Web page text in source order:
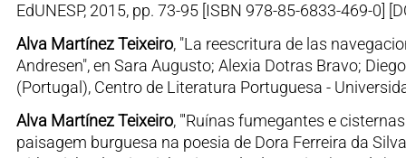
EdUNESP, 2015, pp. 73-95 [ISBN 978-85-6833-469-
Alva Martínez Teixeiro, "La reescritura de las
Andresen", en Sara Augusto; Alexia Dotras Bravo;
(Portugal), Centro de Literatura Portuguesa -
Alva Martínez Teixeiro, "'Ruínas fumegantes e
paisagem burguesa na poesia de Dora Ferreira da